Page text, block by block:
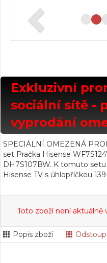
Exkluzivní
sociální sítě -
vyprodání
SPECIÁLNÍ OMEZENÁ
set Pračka Hisense
DH7S107BW. K tomuto
Hisense TV s úhlopříčkou 139
Toto zboží není aktuálně
Popis zboží